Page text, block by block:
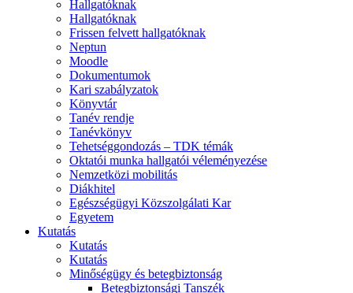
Hallgatóknak
Hallgatóknak
Frissen felvett hallgatóknak
Neptun
Moodle
Dokumentumok
Kari szabályzatok
Könyvtár
Tanév rendje
Tanévkönyv
Tehetséggondozás – TDK témák
Oktatói munka hallgatói véleményezése
Nemzetközi mobilitás
Diákhitel
Egészségügyi Közszolgálati Kar
Egyetem
Kutatás
Kutatás
Kutatás
Minőségügy és betegbiztonság
Betegbiztonsági Tanszék